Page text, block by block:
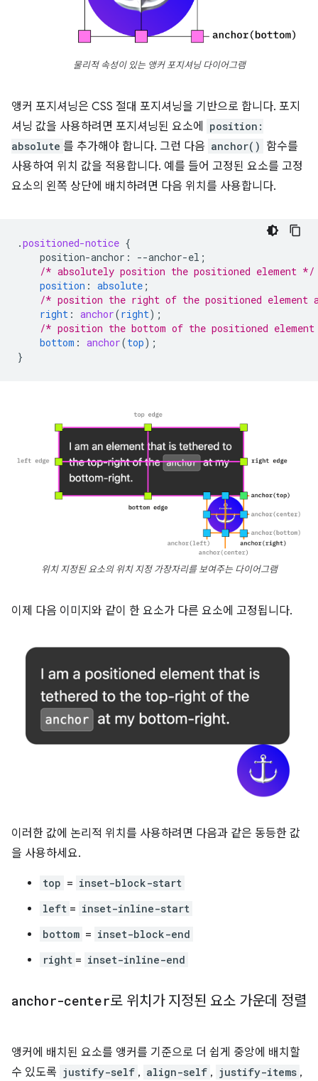
물리적 속성이 있는 앵커 포지셔닝 다이어그램
앵커 포지셔닝은 CSS 절대 포지셔닝을 기반으로 합니다. 포지
셔닝 값을 사용하려면 포지셔닝된 요소에
position:
absolute 를 추가해야 합니다. 그런 다음 anchor() 함수를
사용하여 위치 값을 적용합니다. 예를 들어 고정된 요소를 고정
요소의 왼쪽 상단에 배치하려면 다음 위치를 사용합니다.
.positioned-notice {
position-anchor : --anchor-el ;
/* absolutely position the positioned element */
position : absolute ;
/* position the right of the positioned element
right : anchor(right);
/* position the bottom of the positioned
bottom : anchor(top);
}
위치 지정된 요소의 위치 지정 가장자리를 보여주는 다이어그램
이제 다음 이미지와 같이 한 요소가 다른 요소에 고정됩니다.
이러한 값에 논리적 위치를 사용하려면 다음과 같은 동등한 값
을 사용하세요.
top = inset-block-start
left = inset-inline-start
bottom = inset-block-end
right = inset-inline-end
anchor-center로 위치가 지정된 요소 가운데 정렬
앵커에 배치된 요소를 앵커를 기준으로 더 쉽게 중앙에 배치할
수 있도록 justify-self , align-self , justify-items ,